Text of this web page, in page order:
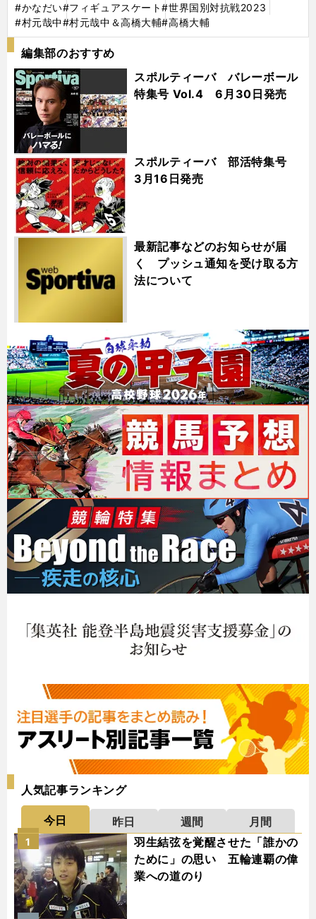
#かなだい#フィギュアスケート#世界国別対抗戦2023
#村元哉中#村元哉中＆高橋大輔#高橋大輔
編集部のおすすめ
スポルティーバ バレーボール
特集号 Vol.4 6月30日発売
スポルティーバ 部活特集号
3月16日発売
最新記事などのお知らせが届
く プッシュ通知を受け取る方
法について
人気記事ランキング
今日 昨日 週間
月間
羽生結弦を覚醒させた「誰かの
ために」の思い 五輪連覇の偉
業への道のり
1